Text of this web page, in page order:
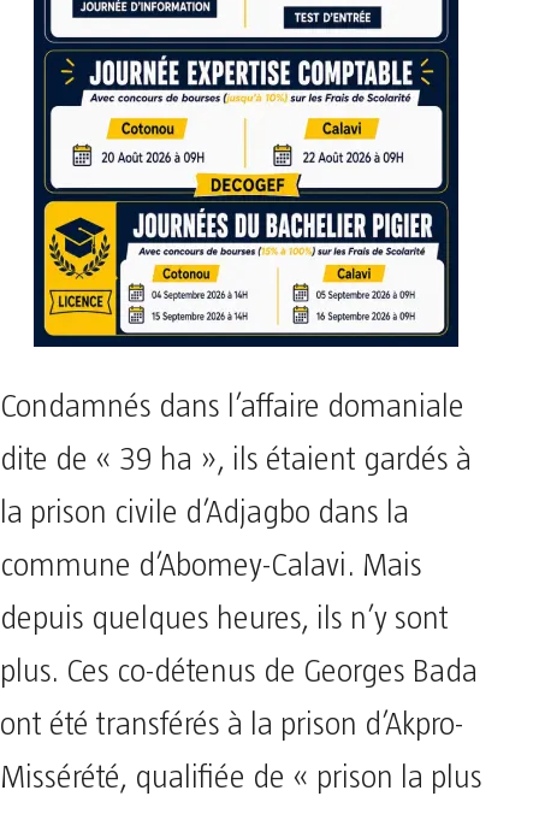
Condamnés dans l’affaire domaniale
dite de « 39 ha », ils étaient gardés à
la prison civile d’Adjagbo dans la
commune d’Abomey-Calavi. Mais
depuis quelques heures, ils n’y sont
plus. Ces co-détenus de Georges Bada
ont été transférés à la prison d’Akpro-
Missérété, qualifiée de « prison la plus